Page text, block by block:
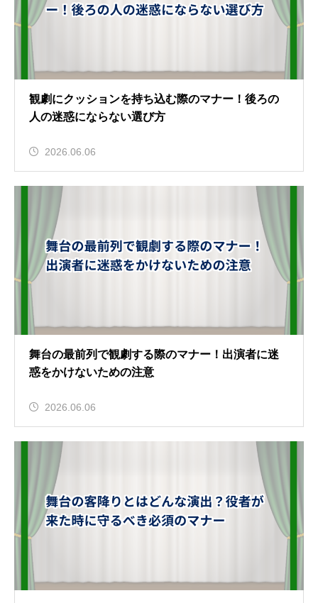
観劇にクッションを持ち込む際のマナー！後ろの
人の迷惑にならない選び方
2026.06.06
舞台の最前列で観劇する際のマナー！出演者に迷
惑をかけないための注意
2026.06.06